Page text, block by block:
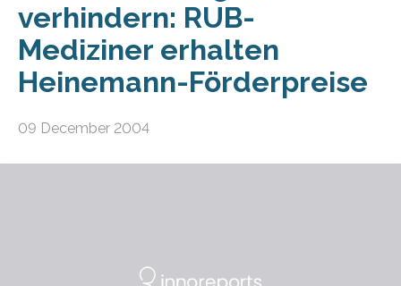
verhindern: RUB-
Mediziner erhalten
Heinemann-Förderpreise
09 December 2004